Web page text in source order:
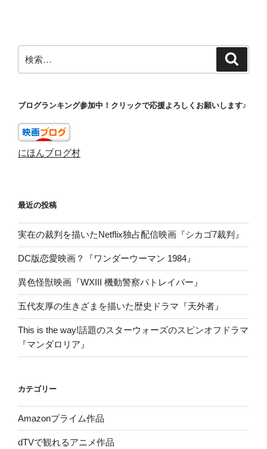
索:
ブログランキング参加中！クリックで応援よろしくお願いします♪
にほんブログ村
最近の投稿
実在の裁判を描いたNetflix独占配信映画『シカゴ7裁判』
DC版恋愛映画？『ワンダーウーマン 1984』
異色怪獣映画『WXIII 機動警察パトレイバー』
五代友厚の生きざまを描いた歴史ドラマ『天外者』
This is the way!話題のスターウォーズのスピンオフドラマ
『マンダロリア』
カテゴリー
Amazonプライム作品
dTVで観れるアニメ作品